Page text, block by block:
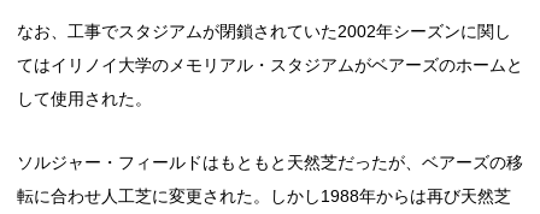
なお、工事でスタジアムが閉鎖されていた2002年シーズンに関し
てはイリノイ大学のメモリアル・スタジアムがベアーズのホームと
して使用された。
ソルジャー・フィールドはもともと天然芝だったが、ベアーズの移
転に合わせ人工芝に変更された。しかし1988年からは再び天然芝